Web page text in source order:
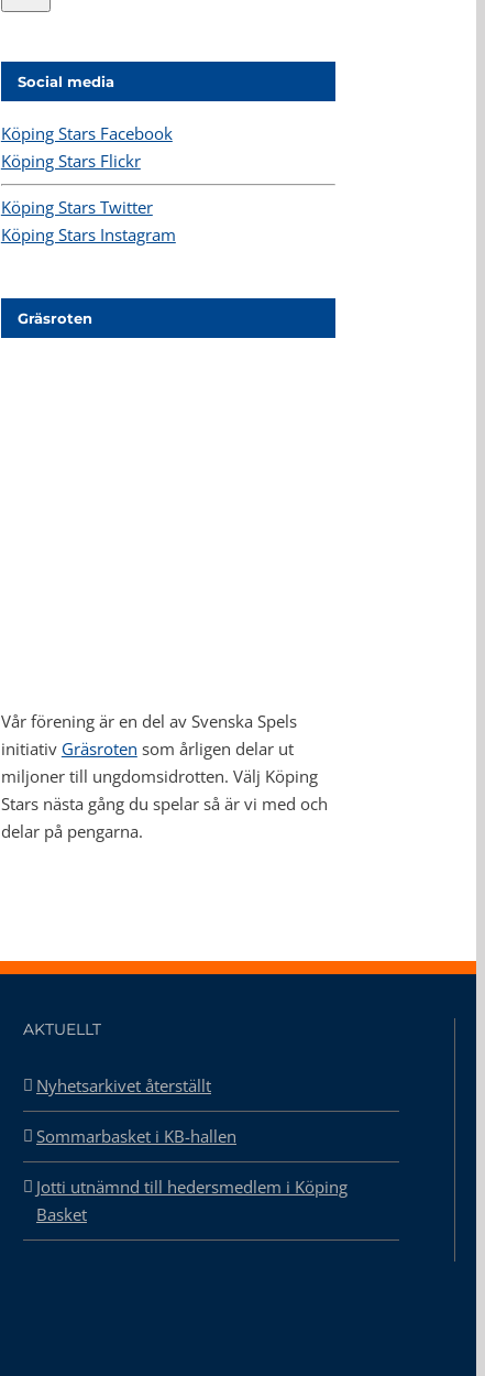
Social media
Köping Stars Facebook
Köping Stars Flickr
Köping Stars Twitter
Köping Stars Instagram
Gräsroten
Vår förening är en del av Svenska Spels
initiativ Gräsroten som årligen delar ut
miljoner till ungdomsidrotten. Välj Köping
Stars nästa gång du spelar så är vi med och
delar på pengarna.
AKTUELLT
Nyhetsarkivet återställt
Sommarbasket i KB-hallen
Jotti utnämnd till hedersmedlem i Köping
Basket